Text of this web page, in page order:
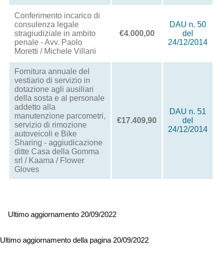
Conferimento incarico di
consulenza legale
stragiudiziale in ambito
penale - Avv. Paolo
Moretti / Michele Villani
€4.000,00
DAU n. 50
del
24/12/2014
Fornitura annuale del
vestiario di servizio in
dotazione agli ausiliari
della sosta e al personale
addetto alla
manutenzione parcometri,
servizio di rimozione
autoveicoli e Bike
Sharing - aggiudicazione
ditte Casa della Gomma
srl / Kaama / Flower
Gloves
€17.409,90
DAU n. 51
del
24/12/2014
Ultimo aggiornamento 20/09/2022
Ultimo aggiornamento della pagina 20/09/2022